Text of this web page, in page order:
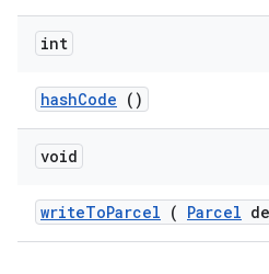
int
hashCode ()
void
writeToParcel ( Parcel